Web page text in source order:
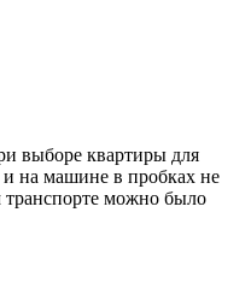
выборе квартиры для
на машине в пробках не
транспорте можно было